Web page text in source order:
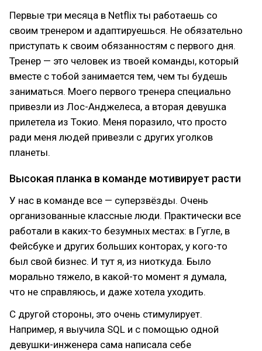
Первые три месяца в Netflix ты работаешь со
своим тренером и адаптируешься. Не обязательно
приступать к своим обязанностям с первого дня.
Тренер — это человек из твоей команды, который
вместе с тобой занимается тем, чем ты будешь
заниматься. Моего первого тренера специально
привезли из Лос-Анджелеса, а вторая девушка
прилетела из Токио. Меня поразило, что просто
ради меня людей привезли с других уголков
планеты.
Высокая планка в команде мотивирует расти
У нас в команде все — суперзвёзды. Очень
организованные классные люди. Практически все
работали в каких-то безумных местах: в Гугле, в
Фейсбуке и других больших конторах, у кого-то
был свой бизнес. И тут я, из ниоткуда. Было
морально тяжело, в какой-то момент я думала,
что не справляюсь, и даже хотела уходить.
С другой стороны, это очень стимулирует.
Например, я выучила SQL и с помощью одной
девушки-инженера сама написала себе